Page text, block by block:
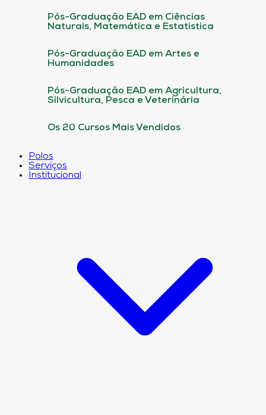
Pós-Graduação EAD em Ciências
Naturais, Matemática e Estatística
Pós-Graduação EAD em Artes e
Humanidades
Pós-Graduação EAD em Agricultura,
Silvicultura, Pesca e Veterinária
Os 20 Cursos Mais Vendidos
Polos
Serviços
Institucional